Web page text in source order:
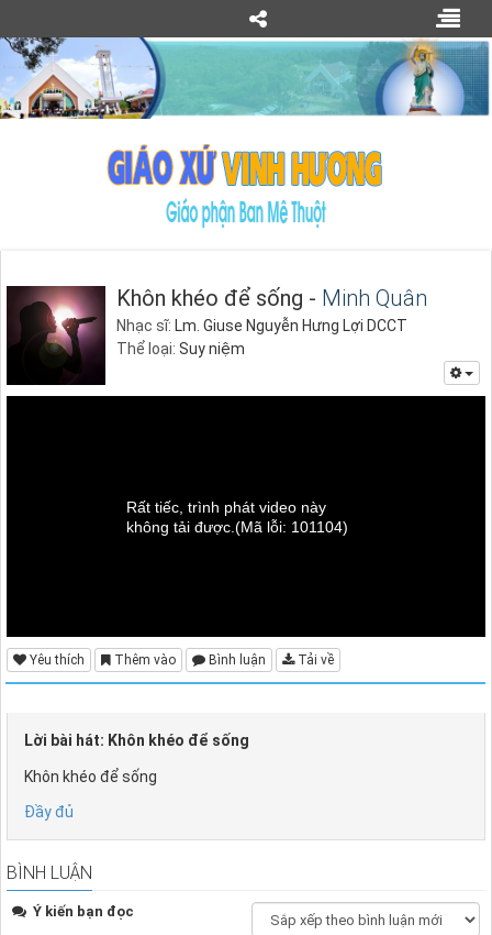
Khôn khéo để sống - Minh Quân
Nhạc sĩ: Lm. Giuse Nguyễn Hưng Lợi DCCT
Thể loại: Suy niệm
Rất tiếc, trình phát video này
không tải được. (Mã lỗi: 101104)
Yêu thích Thêm vào Bình luận Tải về
Lời bài hát: Khôn khéo để sống
Khôn khéo để sống
Đầy đủ
BÌNH LUẬN
Ý kiến bạn đọc